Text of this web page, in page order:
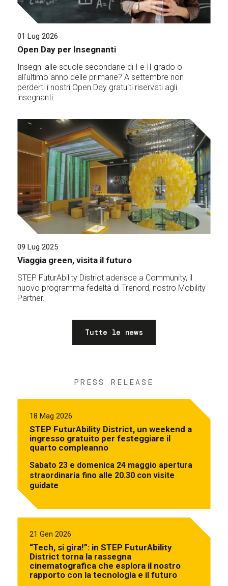
01 Lug 2026
Open Day per Insegnanti
Insegni alle scuole secondarie di I e II grado o
all'ultimo anno delle primarie? A settembre non
perderti i nostri Open Day gratuiti riservati agli
insegnanti.
09 Lug 2025
Viaggia green, visita il futuro
STEP FuturAbility District aderisce a Community, il
nuovo programma fedeltà di Trenord, nostro Mobility
Partner.
Tutte le news
PRESS RELEASE
18 Mag 2026
STEP FuturAbility District, un weekend a
ingresso gratuito per festeggiare il
quarto compleanno
Sabato 23 e domenica 24 maggio apertura
straordinaria fino alle 20.30 con visite
guidate
21 Gen 2026
“Tech, si gira!”: in STEP FuturAbility
District torna la rassegna
cinematografica che esplora il nostro
rapporto con la tecnologia e il futuro